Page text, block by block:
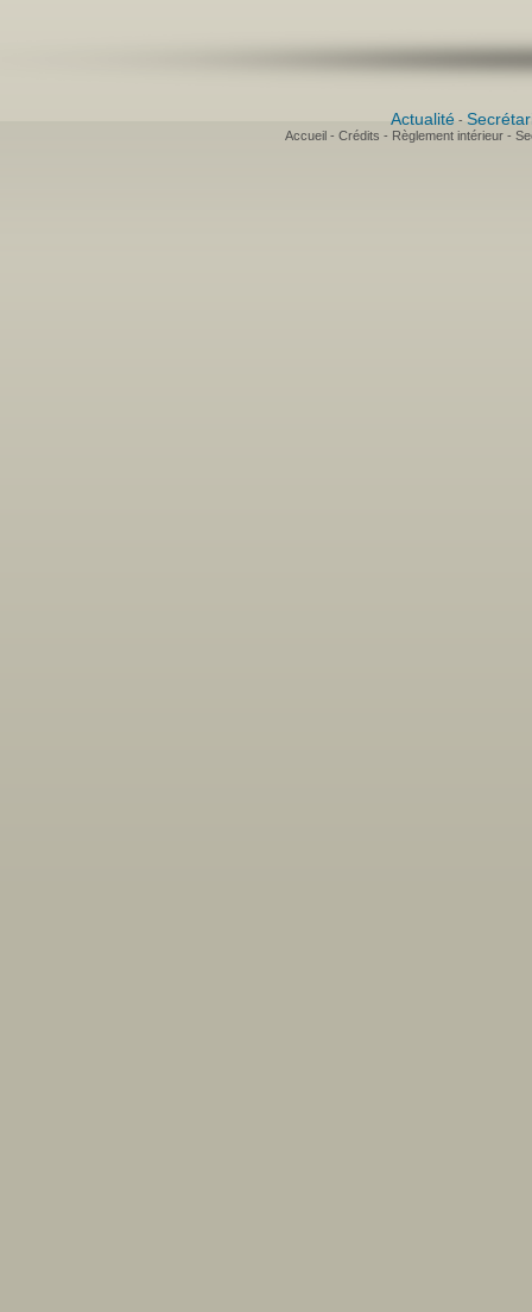
Actualité -
Accueil- Crédits - Règlement intérieur-